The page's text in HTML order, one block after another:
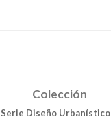
Colección
Serie Diseño Urbanístico